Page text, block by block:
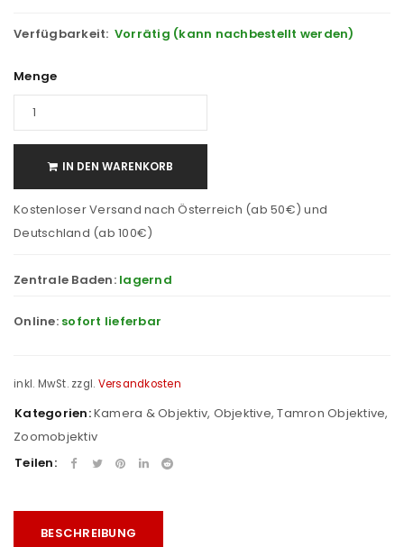
Verfügbarkeit: Vorrätig (kann nachbestellt werden)
Menge
IN DEN WARENKORB
Kostenloser Versand nach Österreich (ab 50€) und
Deutschland (ab 100€)
Zentrale Baden: lagernd
Online: sofort lieferbar
inkl. MwSt. zzgl. Versandkosten
Kategorien:Kamera & Objektiv, Objektive,Tamron Objektive,
Zoomobjektiv
Teilen:
BESCHREIBUNG